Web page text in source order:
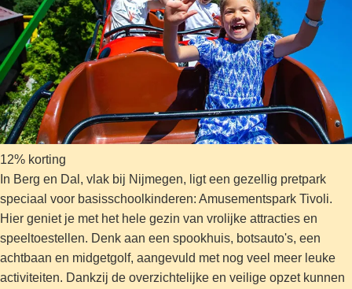
12% korting
In Berg en Dal, vlak bij Nijmegen, ligt een gezellig pretpark
speciaal voor basisschoolkinderen: Amusementspark Tivoli.
Hier geniet je met het hele gezin van vrolijke attracties en
speeltoestellen. Denk aan een spookhuis, botsauto's, een
achtbaan en midgetgolf, aangevuld met nog veel meer leuke
activiteiten. Dankzij de overzichtelijke en veilige opzet kunnen